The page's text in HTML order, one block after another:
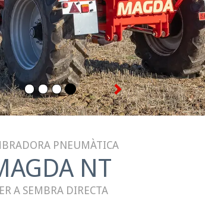
Següent
PNEUMÀTICA
NT
A SEMBRA DIRECTA